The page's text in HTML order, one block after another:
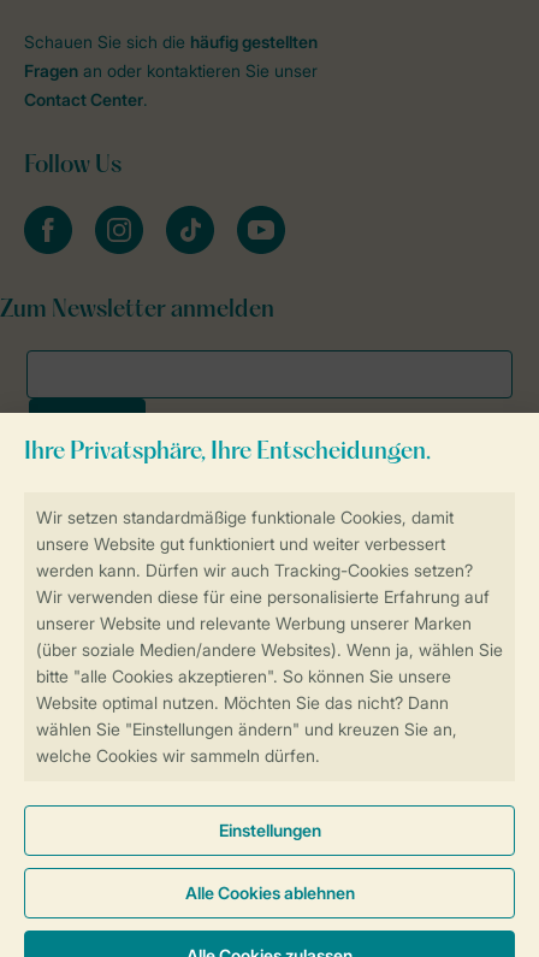
Sicherstellung Deiner Privatsphäre
Sicher und schnell zur Online-Buchung
SSL-Verschlüsselung
Sichere Datenübertragung
Sicheres Bezahlen
Schauen Sie sich die häufig gestellten
Fragen an oder kontaktieren Sie unser
Contact Center.
Follow Us
facebookinstagramtiktok youtube
Zum Newsletter anmelden
Allgemeine Bedingungen Impressum
Datenschutz